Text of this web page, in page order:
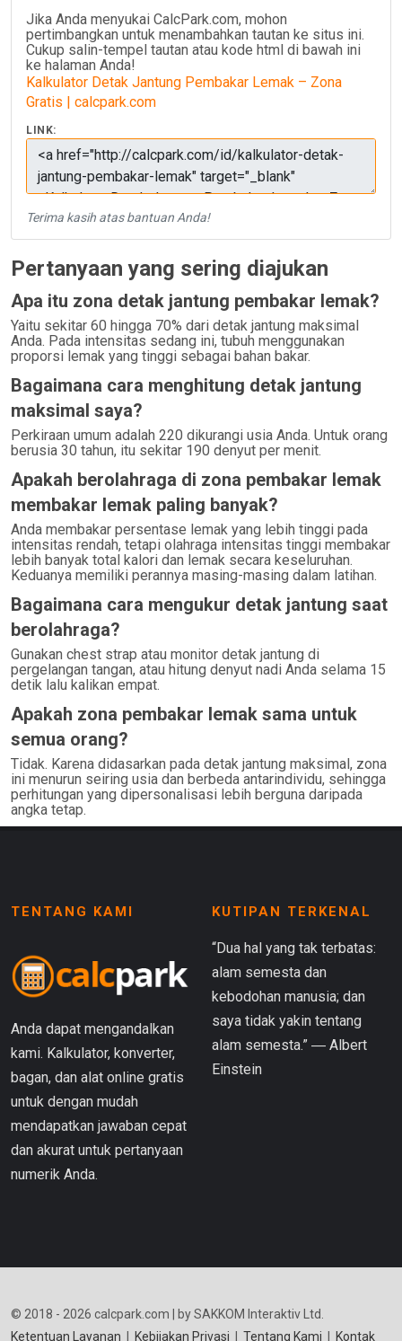
Jika Anda menyukai CalcPark.com, mohon
pertimbangkan untuk menambahkan tautan ke situs ini.
Cukup salin-tempel tautan atau kode html di bawah ini
ke halaman Anda!
Kalkulator Detak Jantung Pembakar Lemak – Zona
Gratis | calcpark.com
LINK:
Terima kasih atas bantuan Anda!
Pertanyaan yang sering diajukan
Apa itu zona detak jantung pembakar lemak?
Yaitu sekitar 60 hingga 70% dari detak jantung maksimal
Anda. Pada intensitas sedang ini, tubuh menggunakan
proporsi lemak yang tinggi sebagai bahan bakar.
Bagaimana cara menghitung detak jantung
maksimal saya?
Perkiraan umum adalah 220 dikurangi usia Anda. Untuk orang
berusia 30 tahun, itu sekitar 190 denyut per menit.
Apakah berolahraga di zona pembakar lemak
membakar lemak paling banyak?
Anda membakar persentase lemak yang lebih tinggi pada
intensitas rendah, tetapi olahraga intensitas tinggi membakar
lebih banyak total kalori dan lemak secara keseluruhan.
Keduanya memiliki perannya masing-masing dalam latihan.
Bagaimana cara mengukur detak jantung saat
berolahraga?
Gunakan chest strap atau monitor detak jantung di
pergelangan tangan, atau hitung denyut nadi Anda selama 15
detik lalu kalikan empat.
Apakah zona pembakar lemak sama untuk
semua orang?
Tidak. Karena didasarkan pada detak jantung maksimal, zona
ini menurun seiring usia dan berbeda antarindividu, sehingga
perhitungan yang dipersonalisasi lebih berguna daripada
angka tetap.
TENTANG KAMI
Anda dapat mengandalkan
kami. Kalkulator, konverter,
bagan, dan alat online gratis
untuk dengan mudah
mendapatkan jawaban cepat
dan akurat untuk pertanyaan
numerik Anda.
KUTIPAN TERKENAL
“Dua hal yang tak terbatas:
alam semesta dan
kebodohan manusia; dan
saya tidak yakin tentang
alam semesta.” ― Albert
Einstein
© 2018 - 2026 calcpark.com | by SAKKOM Interaktiv Ltd.
Ketentuan Layanan
Kebijakan Privasi Tentang Kami Kontak